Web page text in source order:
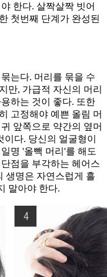
한다. 살짝살짝 빗어
첫번째 단계가 완성된
는다. 머리를 묶을 수
만, 가급적 자신의 머리
하는 것이 좋다. 또한
고정해야 예쁜 올림 머
앞쪽으로 약간의 옆머
다. 당신의 얼굴형이
명 '올빽 머리'를 해도
점을 부각하는 헤어스
생명은 자연스럽게 흘
말아야 한다.